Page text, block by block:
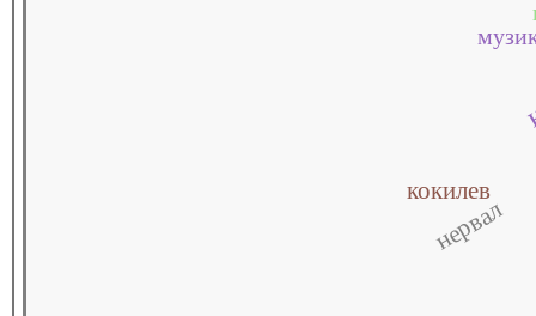
кокилев
нервал